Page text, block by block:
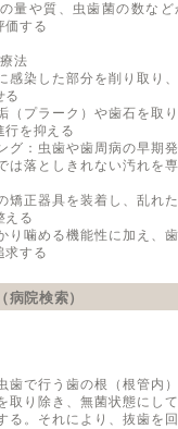
量や質、虫歯菌の数な
価する
法
感染した部分を削り取り
る
（プラーク）や歯石を取
行を抑える
グ：虫歯や歯周病の早期
は落としきれない汚れを
矯正器具を装着し、乱れ
える
り噛める機能性に加え、
求する
病院検索）
歯で行う歯の根（根管内
取り除き、無菌状態にし
る。それにより、抜歯を